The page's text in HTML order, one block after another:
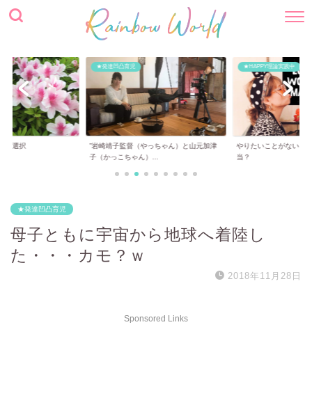
う選択
★発達凹凸育児
”岩崎靖子監督（やっちゃん）と山元加津
子（かっこちゃん）...
★HAPPY理論実践中
やりたいことがない！
当？
★発達凹凸育児
母子ともに宇宙から地球へ着陸し
た・・・カモ？ｗ
2018年11月28日
Sponsored Links